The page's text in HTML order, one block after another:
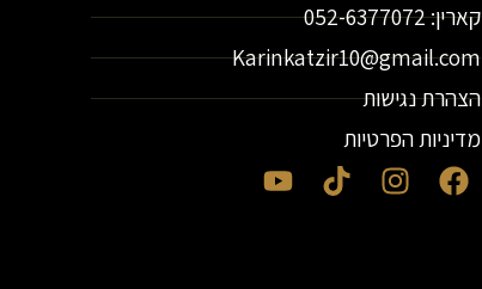
קארין: 052-6377072
Karinkatzir10@gmail.com
הצהרת נגישות
מדיניות הפרטיות